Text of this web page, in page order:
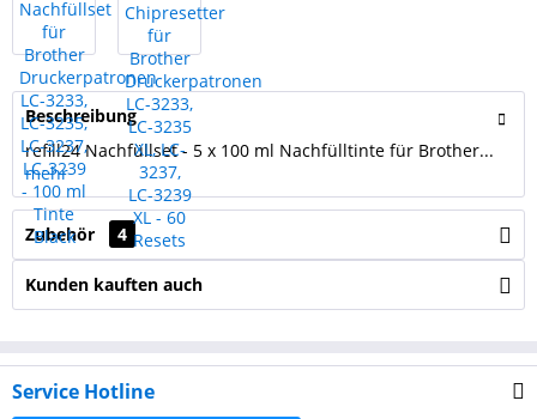
Beschreibung
refill24 Nachfüllset - 5 x 100 ml Nachfülltinte für Brother...
mehr
Zubehör 4
Kunden kauften auch
Service Hotline